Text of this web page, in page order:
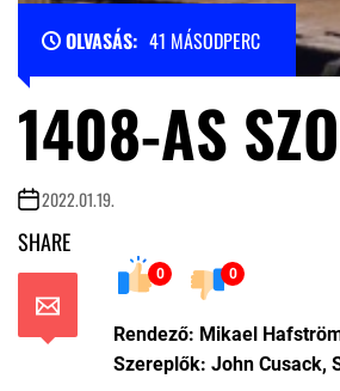
OLVASÁS: 41 MÁSODPERC
1408-AS
2022.01.19.
SHARE
0 0
Rendező: Mikael
Szereplők: John Cusack,